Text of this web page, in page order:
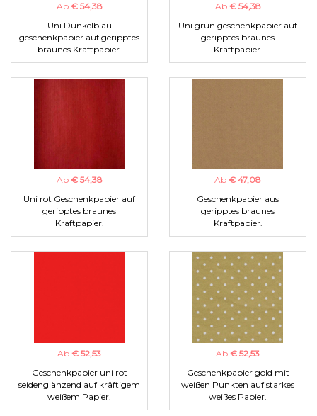
Ab € 54,38
Uni Dunkelblau
geschenkpapier auf geripptes
braunes Kraftpapier.
Ab € 54,38
Uni grün geschenkpapier auf
geripptes braunes
Kraftpapier.
Ab € 54,38
Uni rot Geschenkpapier auf
geripptes braunes
Kraftpapier.
Ab € 47,08
Geschenkpapier aus
geripptes braunes
Kraftpapier.
Ab € 52,53
Geschenkpapier uni rot
seidenglänzend auf kräftigem
weißem Papier.
Ab € 52,53
Geschenkpapier gold mit
weißen Punkten auf starkes
weißes Papier.